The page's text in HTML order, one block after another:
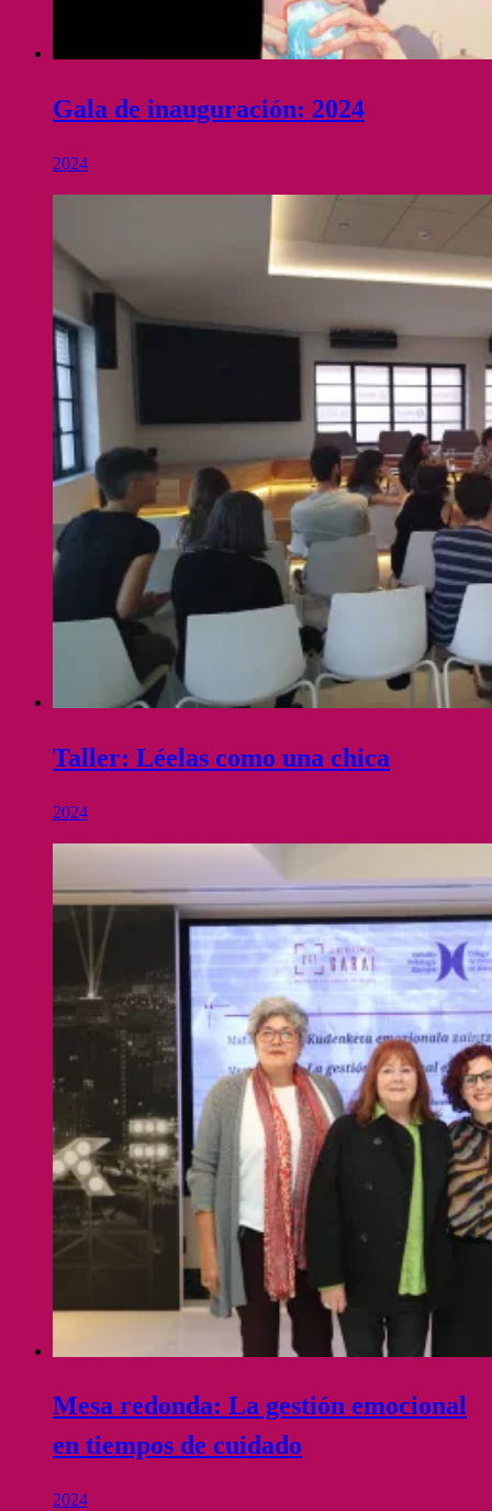
Gala de inauguración: 2024
2024
Taller: Léelas como una chica
2024
Mesa redonda: La gestión emocional
en tiempos de cuidado
2024